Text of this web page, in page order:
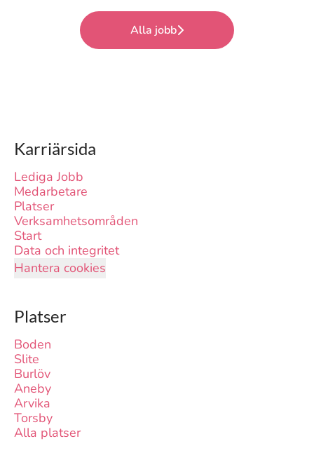
Alla jobb
Karriärsida
Lediga Jobb
Medarbetare
Platser
Verksamhetsområden
Start
Data och integritet
Hantera cookies
Platser
Boden
Slite
Burlöv
Aneby
Arvika
Torsby
Alla platser